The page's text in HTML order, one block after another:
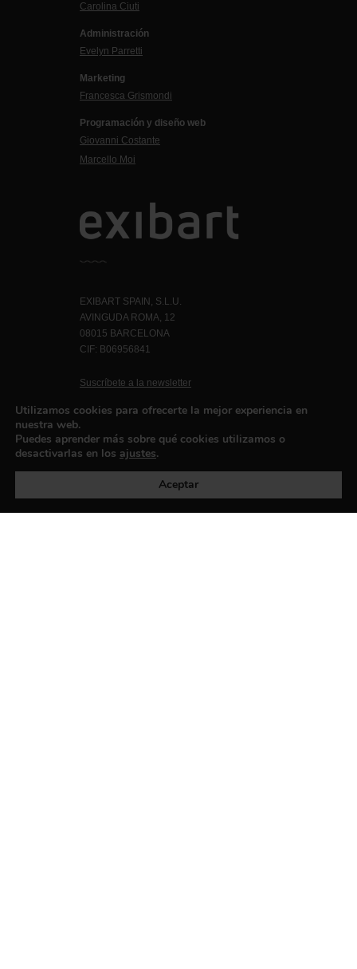
Carolina Ciuti
Administración
Evelyn Parretti
Marketing
Francesca Grismondi
Programación y diseño web
Giovanni Costante
Marcello Moi
EXIBART SPAIN, S.L.U.
AVINGUDA ROMA, 12
08015 BARCELONA
CIF: B06956841
Suscríbete a la newsletter
Política de privacidad
Utilizamos cookies para ofrecerte la mejor experiencia en
nuestra web.
Puedes aprender más sobre qué cookies utilizamos o
desactivarlas en los ajustes.
Aceptar